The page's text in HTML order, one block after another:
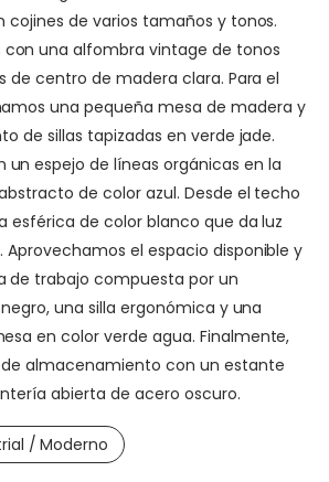
cojines de varios tamaños y tonos.
una alfombra vintage de tonos
de centro de madera clara. Para el
una pequeña mesa de madera y
de sillas tapizadas en verde jade.
espejo de líneas orgánicas en la
de color azul. Desde el techo
esférica de color blanco que da luz
el espacio disponible y
de trabajo compuesta por un
una silla ergonómica y una
en color verde agua. Finalmente,
almacenamiento con un estante
abierta de acero oscuro.
/ Moderno